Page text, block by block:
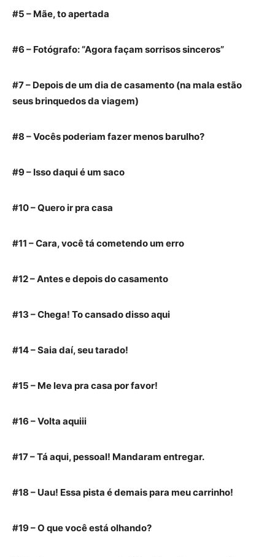
#5 – Mãe, to apertada
#6 – Fotógrafo: “Agora façam sorrisos sinceros”
#7 – Depois de um dia de casamento (na mala estão
seus brinquedos da viagem)
#8 – Vocês poderiam fazer menos barulho?
#9 – Isso daqui é um saco
#10 – Quero ir pra casa
#11 – Cara, você tá cometendo um erro
#12 – Antes e depois do casamento
#13 – Chega! To cansado disso aqui
#14 – Saia daí, seu tarado!
#15 – Me leva pra casa por favor!
#16 – Volta aquiii
#17 – Tá aqui, pessoal! Mandaram entregar.
#18 – Uau! Essa pista é demais para meu carrinho!
#19 – O que você está olhando?